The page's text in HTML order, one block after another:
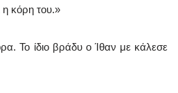
η κόρη του.»
Το ίδιο βράδυ ο Ίθαν με κάλεσε